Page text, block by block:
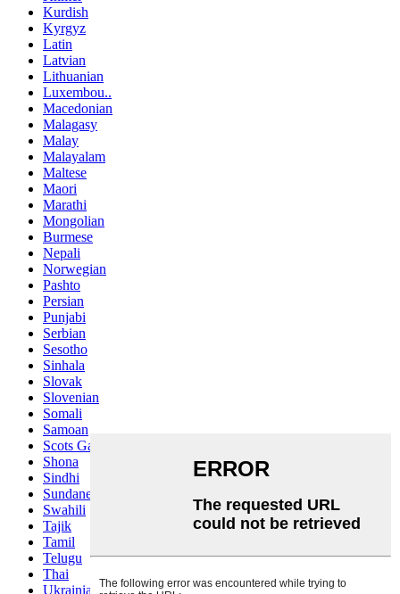
Kurdish
Kyrgyz
Latin
Latvian
Lithuanian
Luxembou..
Macedonian
Malagasy
Malay
Malayalam
Maltese
Maori
Marathi
Mongolian
Burmese
Nepali
Norwegian
Pashto
Persian
Punjabi
Serbian
Sesotho
Sinhala
Slovak
Slovenian
Somali
Samoan
Scots Gaelic
Shona
Sindhi
Sundanese
Swahili
Tajik
Tamil
Telugu
Thai
Ukrainian